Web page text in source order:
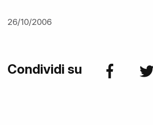
26/10/2006
Condividi su